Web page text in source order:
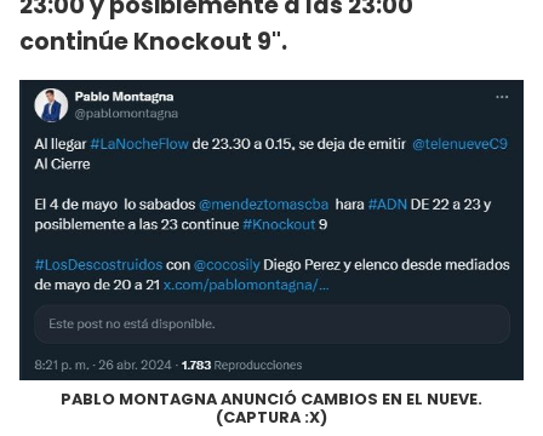
continúe Knockout 9".
PABLO MONTAGNA ANUNCIÓ CAMBIOS EN EL NUEVE.
(CAPTURA :X)